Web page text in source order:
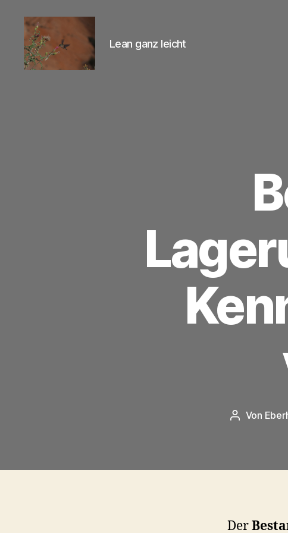
Lean ganz leicht
Von
Der